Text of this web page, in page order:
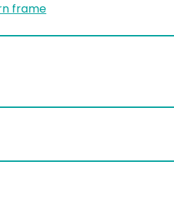
frame